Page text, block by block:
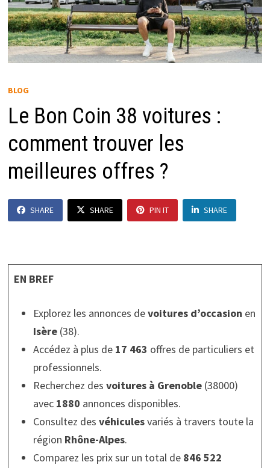
BLOG
Le Bon Coin 38 voitures :
comment trouver les
meilleures offres ?
SHARE SHARE PIN IT SHARE
EN BREF
Explorez les annonces devoitures d’occasion en
Isère(38).
Accédez à plus de 17 463 offres de particuliers et
professionnels.
Recherchez des voitures à Grenoble(38000)
avec 1880 annonces disponibles.
Consultez des véhiculesvariés à travers toute la
région Rhône-Alpes.
Comparez les prix sur un total de 846 522